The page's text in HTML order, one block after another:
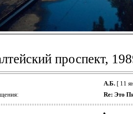
проспект,
А.Б.[ 11
Re: Это